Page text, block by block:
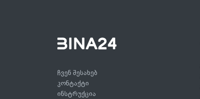
ჩვენ შესახებ
კონტაქტი
ინსტრუქცია